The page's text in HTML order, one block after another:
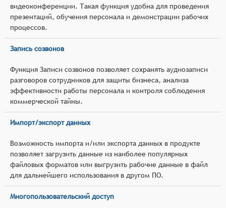
видеоконференции. Такая функция удобна для проведения
презентаций, обучения персонала и демонстрации рабочих
процессов.
Запись созвонов
Функция Записи созвонов позволяет сохранять аудиозаписи
разговоров сотрудников для защиты бизнеса, анализа
эффективности работы персонала и контроля соблюдения
коммерческой тайны.
Импорт/экспорт данных
Возможность импорта и/или экспорта данных в продукте
позволяет загрузить данные из наиболее популярных
файловых форматов или выгрузить рабочие данные в файл
для дальнейшего использования в другом ПО.
Многопользовательский доступ